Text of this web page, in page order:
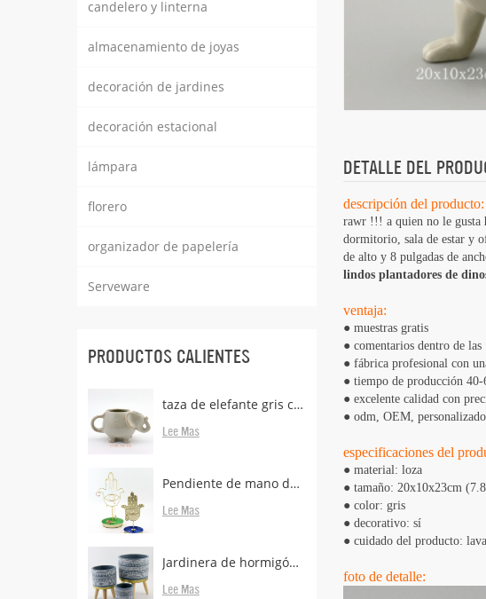
candelero y linterna
almacenamiento de joyas
decoración de jardines
decoración estacional
lámpara
florero
organizador de papelería
Serveware
PRODUCTOS CALIENTES
taza de elefante gris con porta bolsas de té
Lee Mas
Pendiente de mano de metal de latón con soporte
Lee Mas
Jardinera de hormigón con patas de madera.
Lee Mas
DETALLE DEL
descripción del producto:
rawr !!! a quien no le gusta
dormitorio, sala de estar y
de alto y 8 pulgadas de
lindos plantadores de
ventaja:
● muestras gratis
● comentarios dentro de las
● fábrica profesional con
● tiempo de producción 40-
● excelente calidad con
● odm, OEM,
especificaciones del
● material: loza
● tamaño: 20x10x23cm
● color: gris
● decorativo: sí
● cuidado del producto:
foto de detalle: